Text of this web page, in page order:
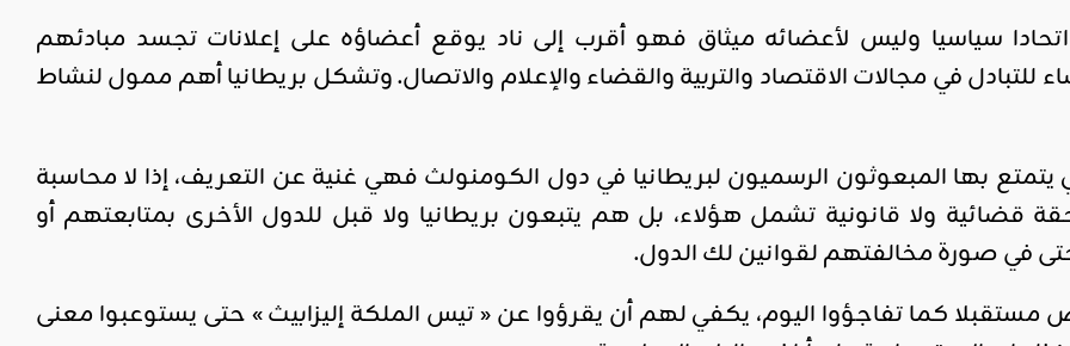
سياسيا وليس لأعضائه ميثاق فهو أقرب إلى ناد يوقع أعضاؤه على إعلانات تجسد مبادئهم
في مجالات الاقتصاد والتربية والقضاء والإعلام والاتصال. وتشكل بريطانيا أهم ممول لنشاط
يتمتع بها المبعوثون الرسميون لبريطانيا في دول الكومنولث فهي غنية عن التعريف، إذا لا محاسبة
قضائية ولا قانونية تشمل هؤلاء، بل هم يتبعون بريطانيا ولا قبل للدول الأخرى بمتابعتهم أو
في صورة مخالفتهم لقوانين لك الدول.
مستقبلا كما تفاجؤوا اليوم، يكفي لهم أن يقرؤوا عن « تيس الملكة إليزابيث » حتى يستوعبوا معنى